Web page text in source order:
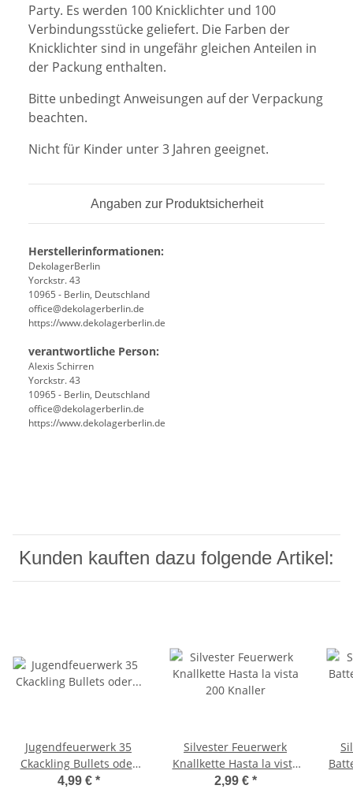
Party. Es werden 100 Knicklichter und 100
Verbindungsstücke geliefert. Die Farben der
Knicklichter sind in ungefähr gleichen Anteilen in
der Packung enthalten.
Bitte unbedingt Anweisungen auf der Verpackung
beachten.
Nicht für Kinder unter 3 Jahren geeignet.
Angaben zur Produktsicherheit
Herstellerinformationen:
DekolagerBerlin
Yorckstr. 43
10965 - Berlin, Deutschland
office@dekolagerberlin.de
https://www.dekolagerberlin.de
verantwortliche Person:
Alexis Schirren
Yorckstr. 43
10965 - Berlin, Deutschland
office@dekolagerberlin.de
https://www.dekolagerberlin.de
Kunden kauften dazu folgende Artikel:
Jugendfeuerwerk 35
Ckackling Bullets oder
Cracklingbälle
4,99 € *
Silvester Feuerwerk
Knallkette Hasta la vista
200 Knaller
2,99 € *